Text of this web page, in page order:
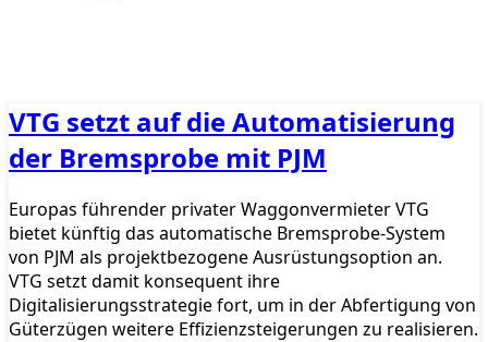
VTG setzt auf die Automatisierung
der Bremsprobe mit PJM
Europas führender privater Waggonvermieter VTG
bietet künftig das automatische Bremsprobe-System
von PJM als projektbezogene Ausrüstungsoption an.
VTG setzt damit konsequent ihre
Digitalisierungsstrategie fort, um in der Abfertigung von
Güterzügen weitere Effizienzsteigerungen zu realisieren.